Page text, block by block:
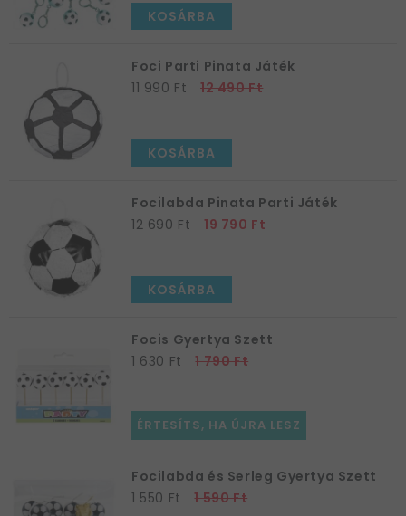
KOSÁRBA
Foci Parti Pinata Játék
11 990 Ft
12 490 Ft
KOSÁRBA
Focilabda Pinata Parti Játék
12 690 Ft
19 790 Ft
KOSÁRBA
Focis Gyertya Szett
1 630 Ft
1 790 Ft
ÉRTESÍTS, HA ÚJRA LESZ
Focilabda és Serleg Gyertya Szett
1 550 Ft
1 590 Ft